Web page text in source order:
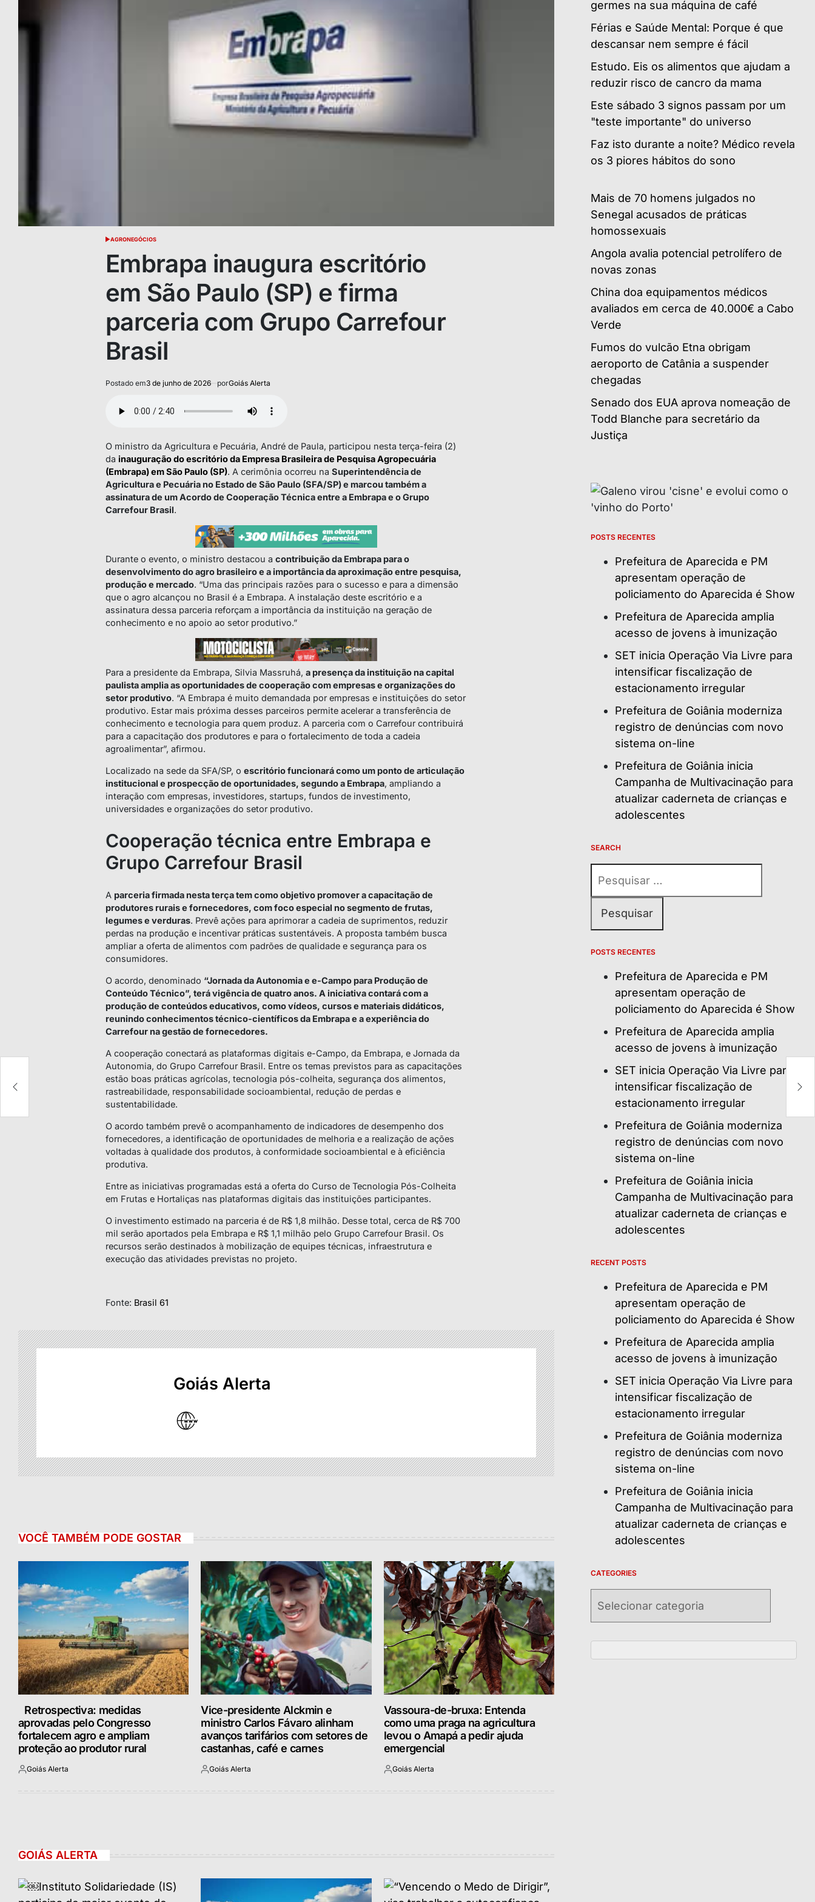
POSTED
AGRONEGÓCIOS
Embrapa inaugura escritório
em São Paulo (SP) e firma
parceria com Grupo Carrefour
Brasil
Postado em3 de junho de 2026 porGoiás Alerta
O ministro da Agricultura e Pecuária, André de Paula, participou nesta terça-feira (2)
da inauguração do escritório da Empresa Brasileira de Pesquisa Agropecuária
(Embrapa) em São Paulo (SP). A cerimônia ocorreu na Superintendência de
Agricultura e Pecuária no Estado de São Paulo (SFA/SP) e marcou também a
assinatura de um Acordo de Cooperação Técnica entre a Embrapa e o Grupo
Carrefour Brasil.
Durante o evento, o ministro destacou a contribuição da Embrapa para o
desenvolvimento do agro brasileiro e a importância da aproximação entre pesquisa,
produção e mercado. “Uma das principais razões para o sucesso e para a dimensão
que o agro alcançou no Brasil é a Embrapa. A instalação deste escritório e a
assinatura dessa parceria reforçam a importância da instituição na geração de
conhecimento e no apoio ao setor produtivo.”
Para a presidente da Embrapa, Silvia Massruhá, a presença da instituição na capital
paulista amplia as oportunidades de cooperação com empresas e organizações do
setor produtivo. “A Embrapa é muito demandada por empresas e instituições do setor
produtivo. Estar mais próxima desses parceiros permite acelerar a transferência de
conhecimento e tecnologia para quem produz. A parceria com o Carrefour contribuirá
para a capacitação dos produtores e para o fortalecimento de toda a cadeia
agroalimentar”, afirmou.
Localizado na sede da SFA/SP, o escritório funcionará como um ponto de articulação
institucional e prospecção de oportunidades, segundo a Embrapa, ampliando a
interação com empresas, investidores, startups, fundos de investimento,
universidades e organizações do setor produtivo.
Cooperação técnica entre Embrapa e
Grupo Carrefour Brasil
A parceria firmada nesta terça tem como objetivo promover a capacitação de
produtores rurais e fornecedores, com foco especial no segmento de frutas,
legumes e verduras. Prevê ações para aprimorar a cadeia de suprimentos, reduzir
perdas na produção e incentivar práticas sustentáveis. A proposta também busca
ampliar a oferta de alimentos com padrões de qualidade e segurança para os
consumidores.
O acordo, denominado “Jornada da Autonomia e e-Campo para Produção de
Conteúdo Técnico”, terá vigência de quatro anos. A iniciativa contará com a
produção de conteúdos educativos, como vídeos, cursos e materiais didáticos,
reunindo conhecimentos técnico-científicos da Embrapa e a experiência do
Carrefour na gestão de fornecedores.
A cooperação conectará as plataformas digitais e-Campo, da Embrapa, e Jornada da
Autonomia, do Grupo Carrefour Brasil. Entre os temas previstos para as capacitações
estão boas práticas agrícolas, tecnologia pós-colheita, segurança dos alimentos,
rastreabilidade, responsabilidade socioambiental, redução de perdas e
sustentabilidade.
O acordo também prevê o acompanhamento de indicadores de desempenho dos
fornecedores, a identificação de oportunidades de melhoria e a realização de ações
voltadas à qualidade dos produtos, à conformidade socioambiental e à eficiência
produtiva.
Entre as iniciativas programadas está a oferta do Curso de Tecnologia Pós-Colheita
em Frutas e Hortaliças nas plataformas digitais das instituições participantes.
O investimento estimado na parceria é de R$ 1,8 milhão. Desse total, cerca de R$ 700
mil serão aportados pela Embrapa e R$ 1,1 milhão pelo Grupo Carrefour Brasil. Os
recursos serão destinados à mobilização de equipes técnicas, infraestrutura e
execução das atividades previstas no projeto.
Fonte: Brasil 61
Goiás Alerta
VOCÊ TAMBÉM PODE GOSTAR
Retrospectiva: medidas
aprovadas pelo Congresso
fortalecem agro e ampliam
proteção ao produtor rural
Postado
Goiás Alerta
Vice-presidente Alckmin e
ministro Carlos Fávaro alinham
avanços tarifários com setores de
castanhas, café e carnes
Postado
Goiás Alerta
Vassoura-de-bruxa: Entenda
como uma praga na agricultura
levou o Amapá a pedir ajuda
emergencial
Postado
Goiás Alerta
GOIÁS ALERTA
germes na sua máquina de café
Férias e Saúde Mental: Porque é que
descansar nem sempre é fácil
Estudo. Eis os alimentos que ajudam a
reduzir risco de cancro da mama
Este sábado 3 signos passam por um
"teste importante" do universo
Faz isto durante a noite? Médico revela
os 3 piores hábitos do sono
Mais de 70 homens julgados no
Senegal acusados de práticas
homossexuais
Angola avalia potencial petrolífero de
novas zonas
China doa equipamentos médicos
avaliados em cerca de 40.000€ a Cabo
Verde
Fumos do vulcão Etna obrigam
aeroporto de Catânia a suspender
chegadas
Senado dos EUA aprova nomeação de
Todd Blanche para secretário da
Justiça
POSTS RECENTES
Prefeitura de Aparecida e PM
apresentam operação de
policiamento do Aparecida é Show
Prefeitura de Aparecida amplia
acesso de jovens à imunização
SET inicia Operação Via Livre para
intensificar fiscalização de
estacionamento irregular
Prefeitura de Goiânia moderniza
registro de denúncias com novo
sistema on-line
Prefeitura de Goiânia inicia
Campanha de Multivacinação para
atualizar caderneta de crianças e
adolescentes
SEARCH
por:
POSTS RECENTES
Prefeitura de Aparecida e PM
apresentam operação de
policiamento do Aparecida é Show
Prefeitura de Aparecida amplia
acesso de jovens à imunização
SET inicia Operação Via Livre para
intensificar fiscalização de
estacionamento irregular
Prefeitura de Goiânia moderniza
registro de denúncias com novo
sistema on-line
Prefeitura de Goiânia inicia
Campanha de Multivacinação para
atualizar caderneta de crianças e
adolescentes
RECENT POSTS
Prefeitura de Aparecida e PM
apresentam operação de
policiamento do Aparecida é Show
Prefeitura de Aparecida amplia
acesso de jovens à imunização
SET inicia Operação Via Livre para
intensificar fiscalização de
estacionamento irregular
Prefeitura de Goiânia moderniza
registro de denúncias com novo
sistema on-line
Prefeitura de Goiânia inicia
Campanha de Multivacinação para
atualizar caderneta de crianças e
adolescentes
CATEGORIES